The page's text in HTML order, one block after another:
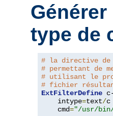
type de
# la directive
# permettant de
# utilisant le
# fichier
ExtFilterDefine
    intype
=text/c
    cmd
="/usr/